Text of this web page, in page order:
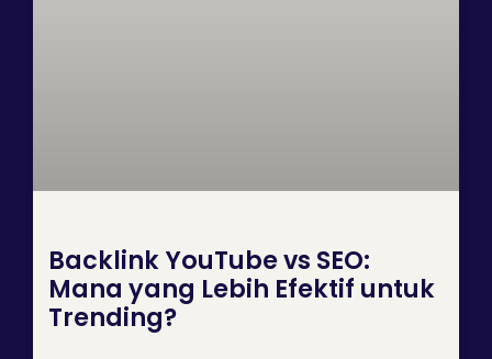
Backlink YouTube vs SEO:
Mana yang Lebih Efektif untuk
Trending?